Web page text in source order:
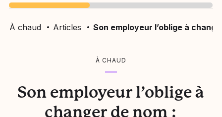
À chaud Articles Son employeur l’oblige à
À CHAUD
Son employeur l’oblige à
changer de nom :